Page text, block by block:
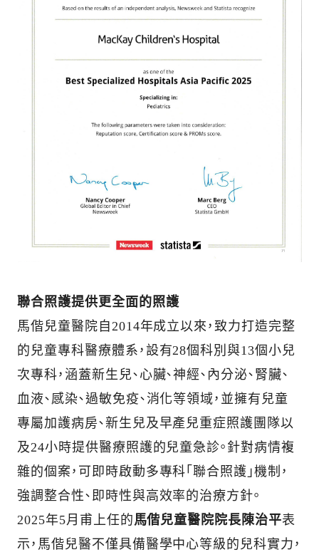
聯合照護提供更全面的照護
馬偕兒童醫院自2014年成立以來，致力打造完整
的兒童專科醫療體系，設有28個科別與13個小兒
次專科，涵蓋新生兒、心臟、神經、內分泌、腎臟、
血液、感染、過敏免疫、消化等領域，並擁有兒童
專屬加護病房、新生兒及早產兒重症照護團隊以
及24小時提供醫療照護的兒童急診。針對病情複
雜的個案，可即時啟動多專科「聯合照護」機制，
強調整合性、即時性與高效率的治療方針。
2025年5月甫上任的 馬偕兒童醫院院長陳治平表
示，馬偕兒醫不僅具備醫學中心等級的兒科實力，